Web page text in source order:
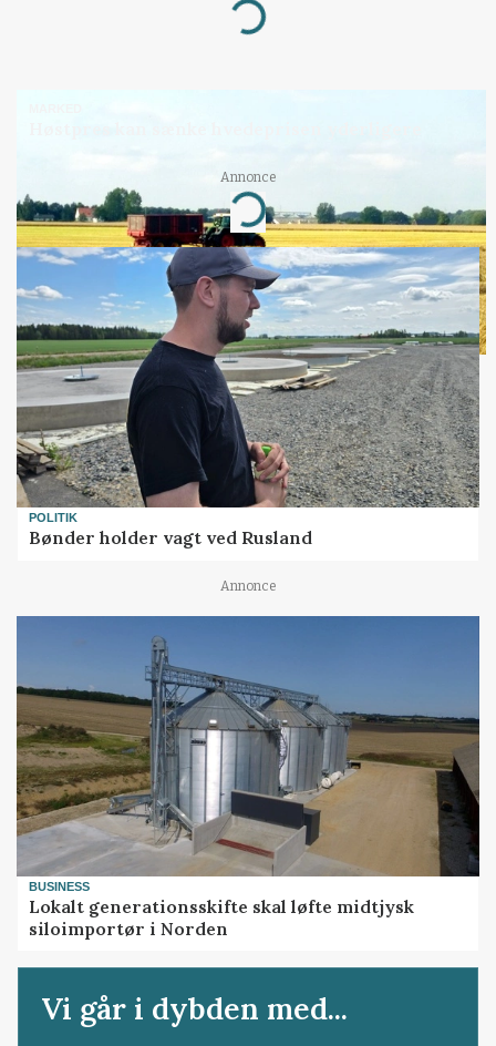
Loading...
Annonce
Loading...
POLITIK
Bønder holder vagt ved Rusland
Annonce
BUSINESS
Lokalt generationsskifte skal løfte midtjysk
siloimportør i Norden
Vi går i dybden med...